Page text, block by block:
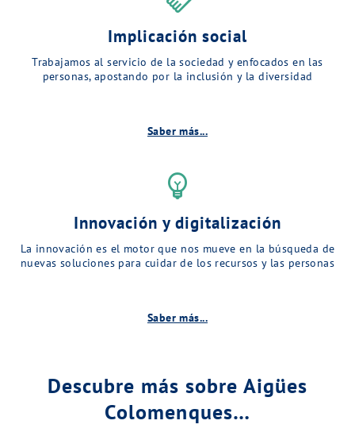
Implicación social
Trabajamos al servicio de la sociedad y enfocados en las
personas, apostando por la inclusión y la diversidad
Saber más...
emoji_objects
Innovación y digitalización
La innovación es el motor que nos mueve en la búsqueda de
nuevas soluciones para cuidar de los recursos y las personas
Saber más...
Descubre más sobre Aigües
Colomenques…